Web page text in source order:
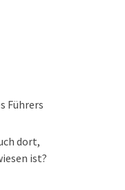
Führers
dort,
ist?